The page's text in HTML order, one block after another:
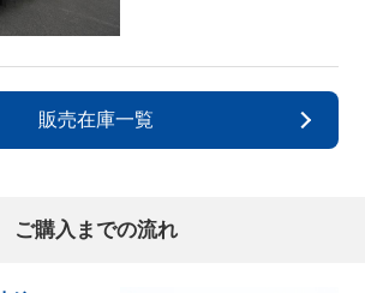
販売在庫一覧
ご購入までの流れ